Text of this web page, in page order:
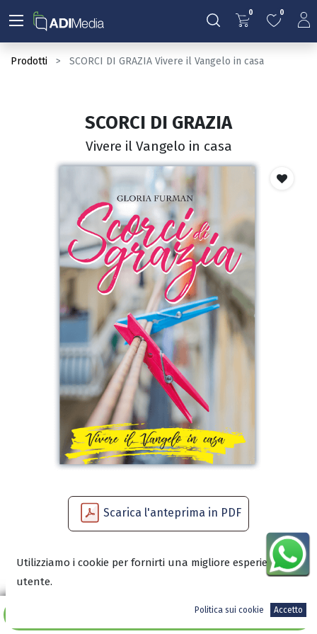
0 0
Prodotti SCORCI DI GRAZIA Vivere il Vangelo in casa
Aggiungi al carrello
SCORCI DI GRAZIA
Vivere il Vangelo in casa
Scarica l'anteprima in PDF
14,50€
Utilizziamo i cookie per fornirti una migliore esperienza
utente.
Politica sui cookie Accetto